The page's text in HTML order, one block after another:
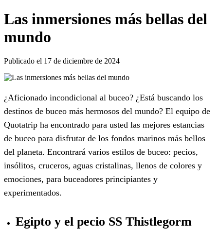
Las inmersiones más bellas del
mundo
Publicado el 17 de diciembre de 2024
¿Aficionado incondicional al buceo? ¿Está buscando los
destinos de buceo más hermosos del mundo? El equipo de
Quotatrip ha encontrado para usted las mejores estancias
de buceo para disfrutar de los fondos marinos más bellos
del planeta. Encontrará varios estilos de buceo: pecios,
insólitos, cruceros, aguas cristalinas, llenos de colores y
emociones, para buceadores principiantes y
experimentados.
Egipto y el pecio SS Thistlegorm